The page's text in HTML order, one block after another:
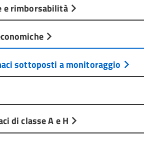
e rimborsabilità
sottoposti a monitoraggio
di classe A e H